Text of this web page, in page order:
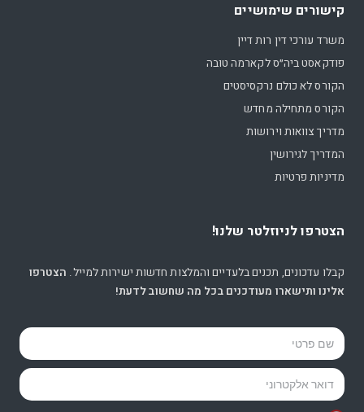
קישורים שימושיים
משרד עורכי דין רות דיין
פודקאסט ביה״ס לקארמה טובה
הקורס לא כולם נרקסיסטים
הקורס מתחילה מחדש
מדריך צוואות וירושות
המדריך לגירושין
מדיניות פרטיות
הצטרפו לניוזלטר שלנו!
קבלו עדכונים, תכנים בלעדיים והמלצות חדשות ישירות למייל. הצטרפו
אלינו ותישארו מעודכנים בכל מה שחשוב לדעת!